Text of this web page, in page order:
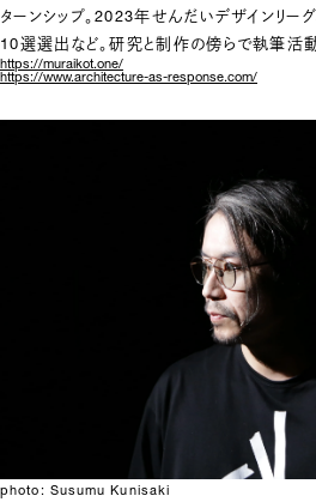
ターンシップ。2023年せんだいデザインリ
10選選出など。研究と制作の傍らで執筆活
https://muraikot.one/
https://www.architecture-as-response.com/
photo: Susumu Kunisaki